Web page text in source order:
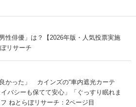
性俳優」は？【2026年版・人気投票実施
リサーチ
かった」 カインズの“車内遮光カーテ
バシーも保てて安心」「ぐっすり眠れま
ねとらぼリサーチ：2ページ目